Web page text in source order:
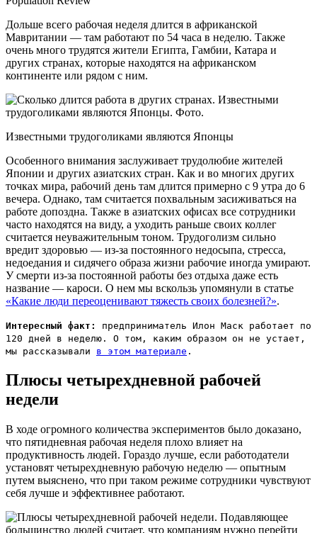
Дольше всего рабочая неделя длится в африканской
Мавритании — там работают по 54 часа в неделю. Также
очень много трудятся жители Египта, Гамбии, Катара и
других странах, которые находятся на африканском
континенте или рядом с ним.
Известными трудоголиками являются Японцы
Особенного внимания заслуживает трудолюбие жителей
Японии и других азиатских стран. Как и во многих других
точках мира, рабочий день там длится примерно с 9 утра до 6
вечера. Однако, там считается похвальным засиживаться на
работе допоздна. Также в азиатских офисах все сотрудники
часто находятся на виду, а уходить раньше своих коллег
считается неуважительным тоном. Трудоголизм сильно
вредит здоровью — из-за постоянного недосыпа, стресса,
недоедания и сидячего образа жизни рабочие иногда умирают.
У смерти из-за постоянной работы без отдыха даже есть
название — кароси. О нем мы вскользь упомянули в статье
«Какие люди переоценивают тяжесть своих болезней?».
Интересный факт:
предприниматель Илон Маск работает по
120 дней в неделю. О том, каким образом он не устает,
мы рассказывали в этом материале .
Плюсы четырехдневной рабочей
недели
В ходе огромного количества экспериментов было доказано,
что пятидневная рабочая неделя плохо влияет на
продуктивность людей. Гораздо лучше, если работодатели
установят четырехдневную рабочую неделю — опытным
путем выяснено, что при таком режиме сотрудники чувствуют
себя лучше и эффективнее работают.